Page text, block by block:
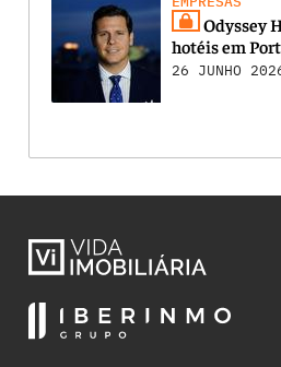
Odyssey
hotéis em
26 JUNHO